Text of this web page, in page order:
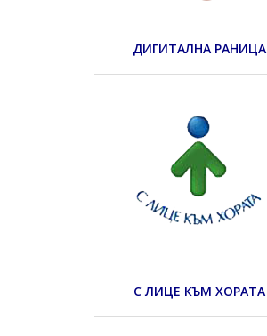
ДИГИТАЛНА РАНИЦА
С ЛИЦЕ КЪМ ХОРАТА